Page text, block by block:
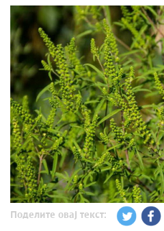
Поделите овај текст: